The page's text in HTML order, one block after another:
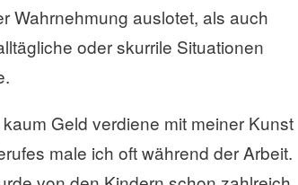
Wahrnehmung auslotet, als auch
oder skurrile Situationen
Geld verdiene mit meiner Kunst
male ich oft während der Arbeit.